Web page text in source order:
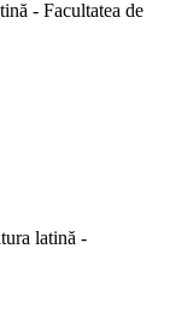
- Facultatea de
latină -